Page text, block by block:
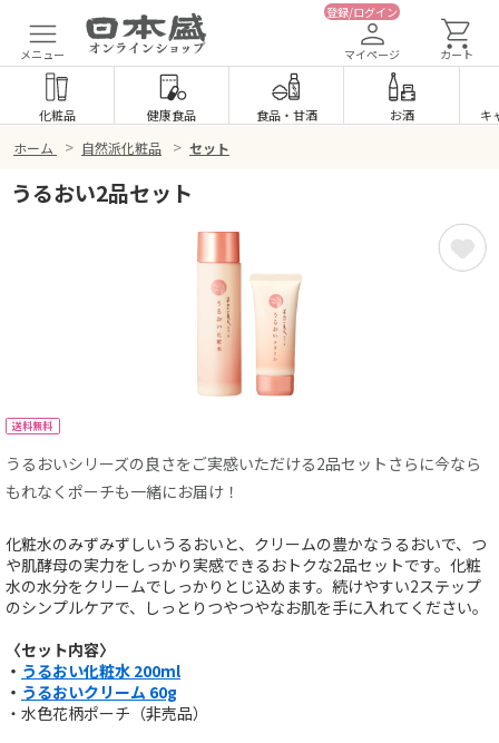
メニュー
登録/ログイン
マイページ カート
化粧品 健康食品 食品・ 甘酒 お酒 キ
ホーム > 自然派化粧品 > セット
うるおい2品セット
送料無料
うるおいシリーズの良さをご実感いただける2品セットさらに今なら
もれなくポーチも一緒にお届け！
化粧水のみずみずしいうるおいと、クリームの豊かなうるおいで、つ
や肌酵母の実力をしっかり実感できるおトクな2品セットです。化粧
水の水分をクリームでしっかりとじ込めます。続けやすい2ステップ
のシンプルケアで、しっとりつやつやなお肌を手に入れてください。
〈セット内容〉
・ うるおい化粧水 200ml
・ うるおいクリーム 60g
・水色花柄ポーチ（非売品）